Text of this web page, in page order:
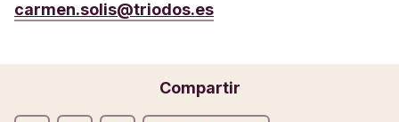
carmen.solis@triodos.es
Compartir